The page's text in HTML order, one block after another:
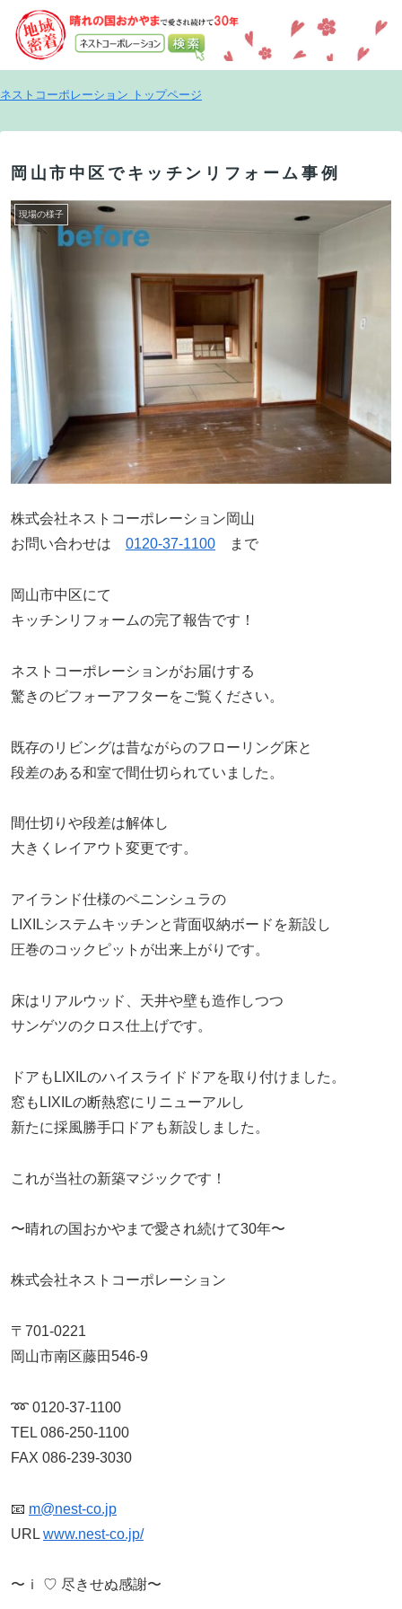
ネストコーポレーション トップページ
岡山市中区でキッチンリフォーム事例
現場の様子
株式会社ネストコーポレーション岡山
お問い合わせは 0120-37-1100 まで
岡山市中区にて
キッチンリフォームの完了報告です！
ネストコーポレーションがお届けする
驚きのビフォーアフターをご覧ください。
既存のリビングは昔ながらのフローリング床と
段差のある和室で間仕切られていました。
間仕切りや段差は解体し
大きくレイアウト変更です。
アイランド仕様のペニンシュラの
LIXILシステムキッチンと背面収納ボードを新設し
圧巻のコックピットが出来上がりです。
床はリアルウッド、天井や壁も造作しつつ
サンゲツのクロス仕上げです。
ドアもLIXILのハイスライドドアを取り付けました。
窓もLIXILの断熱窓にリニューアルし
新たに採風勝手口ドアも新設しました。
これが当社の新築マジックです！
〜晴れの国おかやまで愛され続けて30年〜
株式会社ネストコーポレーション
〒701-0221
岡山市南区藤田546-9
➿ 0120-37-1100
TEL 086-250-1100
FAX 086-239-3030
📧 m@nest-co.jp
URL www.nest-co.jp/
〜ｉ ♡ 尽きせぬ感謝〜